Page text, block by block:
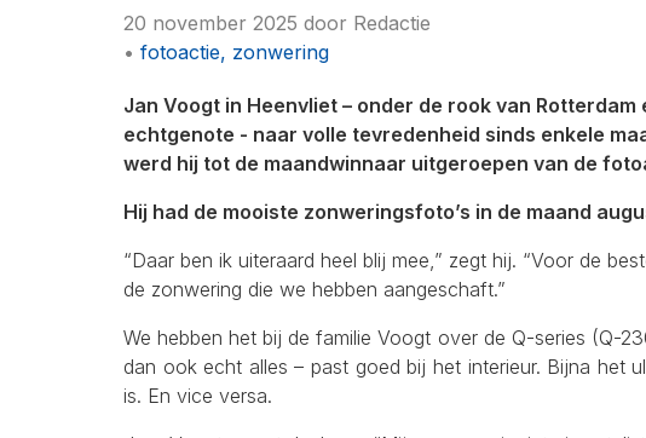
20 november 2025 door Redactie
• fotoactie, zonwering
Jan Voogt in Heenvliet – onder de rook van
echtgenote - naar volle tevredenheid sinds enkele
werd hij tot de maandwinnaar uitgeroepen van de
Hij had de mooiste zonweringsfoto’s in de maand
“Daar ben ik uiteraard heel blij mee,” zegt hij. “Voor de
de zonwering die we hebben aangeschaft.”
We hebben het bij de familie Voogt over de Q-series (Q-
dan ook echt alles – past goed bij het interieur. Bijna het
is. En vice versa.